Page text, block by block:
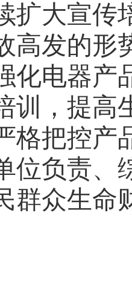
扩大宣传
高发的形
化电器产
训，提高
格把控产
位负责、
群众生命